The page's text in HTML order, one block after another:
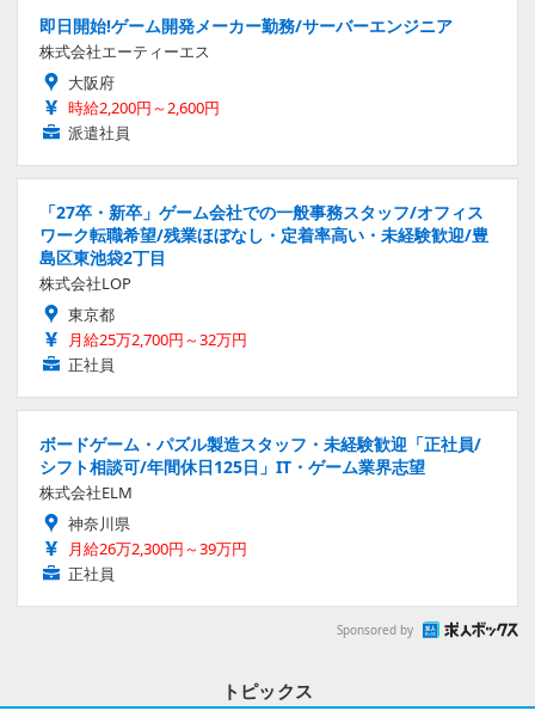
即日開始!ゲーム開発メーカー勤務/サーバーエンジニア
株式会社エーティーエス
大阪府
時給2,200円～2,600円
派遣社員
「27卒・新卒」ゲーム会社での一般事務スタッフ/オフィス
ワーク転職希望/残業ほぼなし・定着率高い・未経験歓迎/豊
島区東池袋2丁目
株式会社LOP
東京都
月給25万2,700円～32万円
正社員
ボードゲーム・パズル製造スタッフ・未経験歓迎「正社員/
シフト相談可/年間休日125日」IT・ゲーム業界志望
株式会社ELM
神奈川県
月給26万2,300円～39万円
正社員
Sponsored by
トピックス